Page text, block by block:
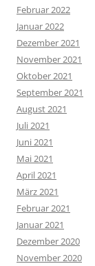
Februar 2022
Januar 2022
Dezember 2021
November 2021
Oktober 2021
September 2021
August 2021
Juli 2021
Juni 2021
Mai 2021
April 2021
März 2021
Februar 2021
Januar 2021
Dezember 2020
November 2020